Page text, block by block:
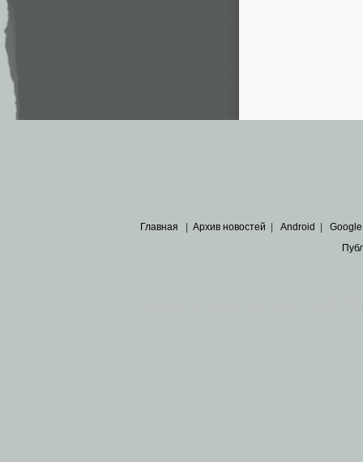
Главная Архив новостей Android Google